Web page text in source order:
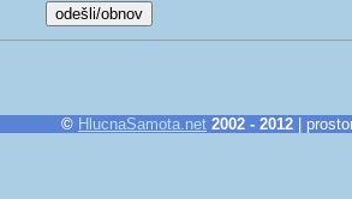
© HlucnaSamota.net 2002 - 2012 |